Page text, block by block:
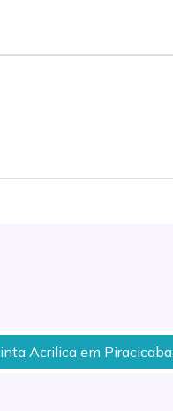
Acrilica em Piracicaba, SP